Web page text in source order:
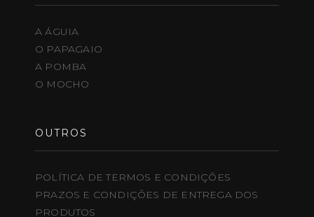
A ÁGUIA
O PAPAGAIO
A POMBA
O MOCHO
OUTROS
POLÍTICA DE TERMOS E CONDIÇÕES
PRAZOS E CONDIÇÕES DE ENTREGA DOS
PRODUTOS